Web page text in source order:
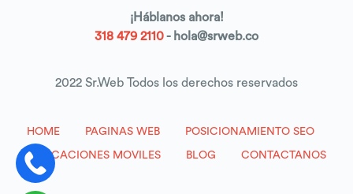
¡Háblanosahora!
318 479 2110- hola@srweb.co
2022 Sr.Web Todos los derechos reservados
HOME PAGINAS WEB POSICIONAMIENTO SEO
APLICACIONES MOVILES BLOG CONTACTANOS